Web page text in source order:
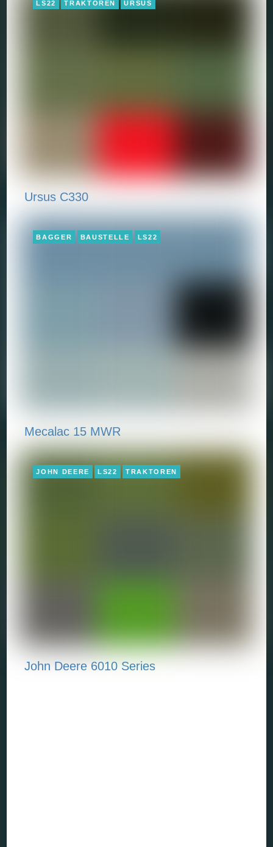
LS22 TRAKTOREN URSUS
Ursus C330
BAGGER BAUSTELLE LS22
Mecalac 15 MWR
JOHN DEERE LS22 TRAKTOREN
John Deere 6010 Series